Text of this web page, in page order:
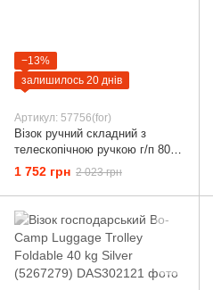
−13%
залишилось 20 днів
Артикул: 57756(for)
Візок ручний складний з
телескопічною ручкою г/п 80 кг
Rockforce RF-GZS80S
1 752 грн 2 023 грн